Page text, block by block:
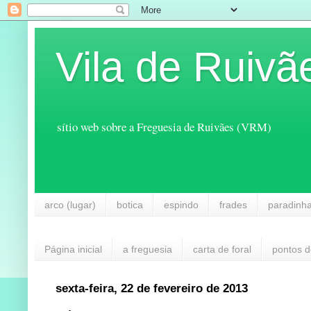
Vila de
sítio web sobre a Freguesia de Ruivães (VRM)
arco (lugar) botica espindo frades
Página inicial a freguesia carta de foral pontos
sexta-feira, 22 de fevereiro de 2013